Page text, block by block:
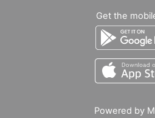
Get the
Powered by